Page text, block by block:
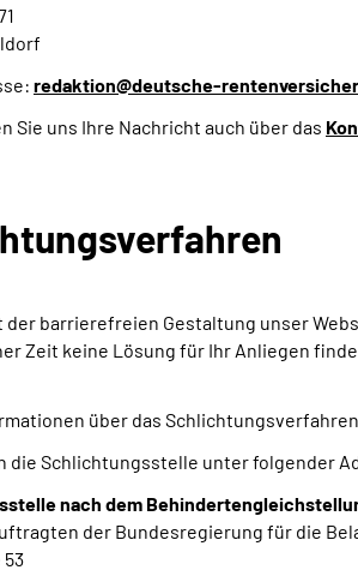
redaktion@deutsche-
Sie uns Ihre Nachricht auch über das
der barrierefreien Gestaltung unser
Zeit keine Lösung für Ihr Anliegen
über das
die Schlichtungsstelle unter folgender
nach dem
der Bundesregierung für die